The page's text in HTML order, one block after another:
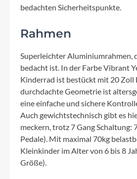
bedachten Sicherheitspunkte.
Rahmen
Superleichter Aluminiumrahmen,
bedacht ist. In der Farbe Vibrant
Kinderrad ist bestückt mit 20 Zoll
durchdachte Geometrie ist
eine einfache und sichere
Auch gewichtstechnisch gibt es
meckern, trotz 7 Gang Schaltung:
Pedale). Mit maximal 70kg
Kleinkinder im Alter von 6 bis 8
Größe).